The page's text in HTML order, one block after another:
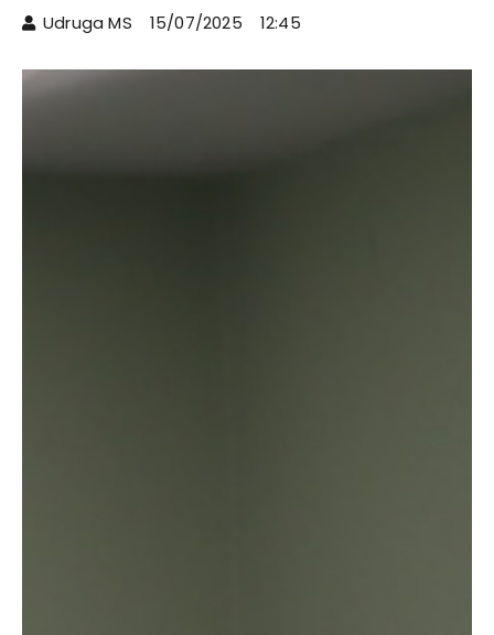
Udruga MS 15/07/2025 12:45